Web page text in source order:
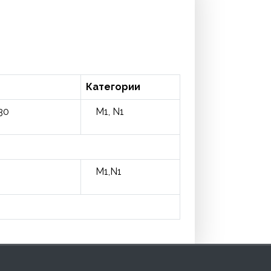
Категории
M1, N1
M1,N1